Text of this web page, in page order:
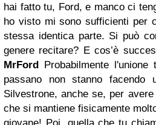
hai fatto tu, Ford, e manco ci
ho visto mi sono sufficienti per
stessa identica parte. Si può
genere recitare? E cos’è
MrFord Probabilmente
passano non stanno facendo
Silvestrone, anche se, per
che si mantiene fisicamente